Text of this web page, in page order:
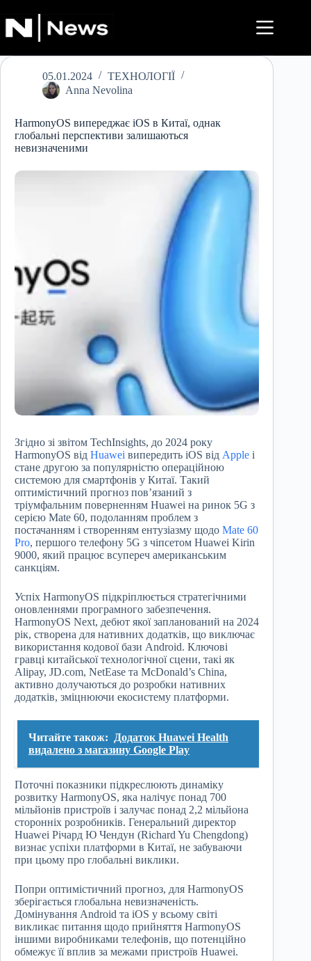
до
вмісту
05.01.2024
ТЕХНОЛОГІЇ
Anna Nevolina
HarmonyOS випереджає iOS в Китаї, однак
глобальні перспективи залишаються
невизначеними
Згідно зі звітом TechInsights, до 2024 року
HarmonyOS від Huawei випередить iOS від Apple і
стане другою за популярністю операційною
системою для смартфонів у Китаї. Такий
оптимістичний прогноз пов’язаний з
тріумфальним поверненням Huawei на ринок 5G з
серією Mate 60, подоланням проблем з
постачанням і створенням ентузіазму щодо Mate 60
Pro, першого телефону 5G з чіпсетом Huawei Kirin
9000, який працює всупереч американським
санкціям.
Успіх HarmonyOS підкріплюється стратегічними
оновленнями програмного забезпечення.
HarmonyOS Next, дебют якої запланований на 2024
рік, створена для нативних додатків, що виключає
використання кодової бази Android. Ключові
гравці китайської технологічної сцени, такі як
Alipay, JD.com, NetEase та McDonald’s China,
активно долучаються до розробки нативних
додатків, зміцнюючи екосистему платформи.
Читайте також:
Додаток Huawei Health
видалено з магазину Google Play
Поточні показники підкреслюють динаміку
розвитку HarmonyOS, яка налічує понад 700
мільйонів пристроїв і залучає понад 2,2 мільйона
сторонніх розробників. Генеральний директор
Huawei Річард Ю Чендун (Richard Yu Chengdong)
визнає успіхи платформи в Китаї, не забуваючи
при цьому про глобальні виклики.
Попри оптимістичний прогноз, для HarmonyOS
зберігається глобальна невизначеність.
Домінування Android та iOS у всьому світі
викликає питання щодо прийняття HarmonyOS
іншими виробниками телефонів, що потенційно
обмежує її вплив за межами пристроїв Huawei.